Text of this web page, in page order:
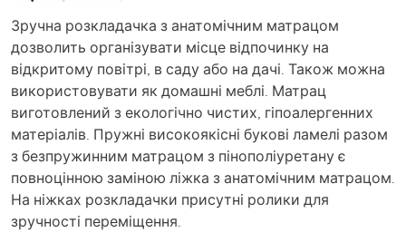
Зручна розкладачка з анатомічним матрацом
дозволить організувати місце відпочинку на
відкритому повітрі, в саду або на дачі. Також можна
використовувати як домашні меблі. Матрац
виготовлений з екологічно чистих, гіпоалергенних
матеріалів. Пружні високоякісні букові ламелі разом
з безпружинним матрацом з пінополіуретану є
повноцінною заміною ліжка з анатомічним матрацом.
На ніжках розкладачки присутні ролики для
зручності переміщення.